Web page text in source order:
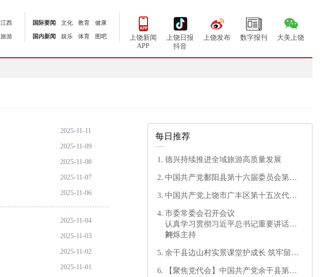
江西
旅游
国际要闻 文化 教育
健康
国内新闻
娱乐 体育 图吧
上饶新闻
APP
上饶日报
抖音
上饶发布 数字报刊 大美上饶
2025-11-11
2025-11-09
2025-11-08
2025-11-07
2025-11-06
2025-11-04
2025-11-03
2025-11-02
2025-11-01
每日推荐
德兴持续推进全域旅游高质量发展
中国共产党鄱阳县第十六届委员会第一
中国共产党上饶市广丰区第十五次代表
市委常委会召开会议
认真学习贯彻习近平总书记重要讲话精
神
刘烁主持
余干县边山村实景课堂护成长 筑牢留守
【聚焦党代会】中国共产党余干县第十